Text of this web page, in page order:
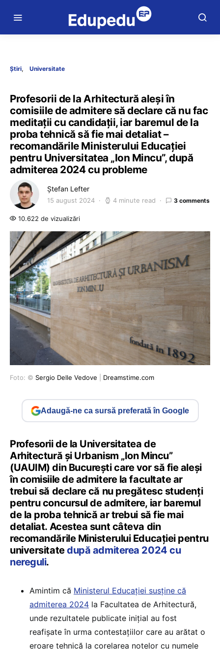
Știri Universitate
Profesorii de la Arhitectură aleși în
comisiile de admitere să declare că nu fac
meditații cu candidații, iar baremul de la
proba tehnică să fie mai detaliat –
recomandările Ministerului Educației
pentru Universitatea „Ion Mincu”, după
admiterea 2024 cu probleme
Ștefan Lefter
15 august 2024 4 minute read 3 comments
10.622 de vizualizări
Foto: © Sergio Delle Vedove Dreamstime.com
Adaugă-ne ca sursă preferată în Google
Profesorii de la Universitatea de
Arhitectură și Urbanism „Ion Mincu”
(UAUIM) din București care vor să fie aleși
în comisiile de admitere la facultate ar
trebui să declare că nu pregătesc studenți
pentru concursul de admitere, iar baremul
de la proba tehnică ar trebui să fie mai
detaliat. Acestea sunt câteva din
recomandările Ministerului Educației pentru
universitatedupă admiterea 2024 cu
nereguli.
Amintim că Ministerul Educației susține că
admiterea 2024 la Facultatea de Arhitectură,
unde rezultatele publicate inițial au fost
reafișate în urma contestațiilor care au arătat o
eroare tehnică la corelarea notelor cu numele